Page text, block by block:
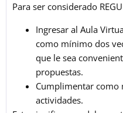
Para ser considerado
Ingresar al Aula
como mínimo dos
que le sea
propuestas.
Cumplimentar como
actividades.